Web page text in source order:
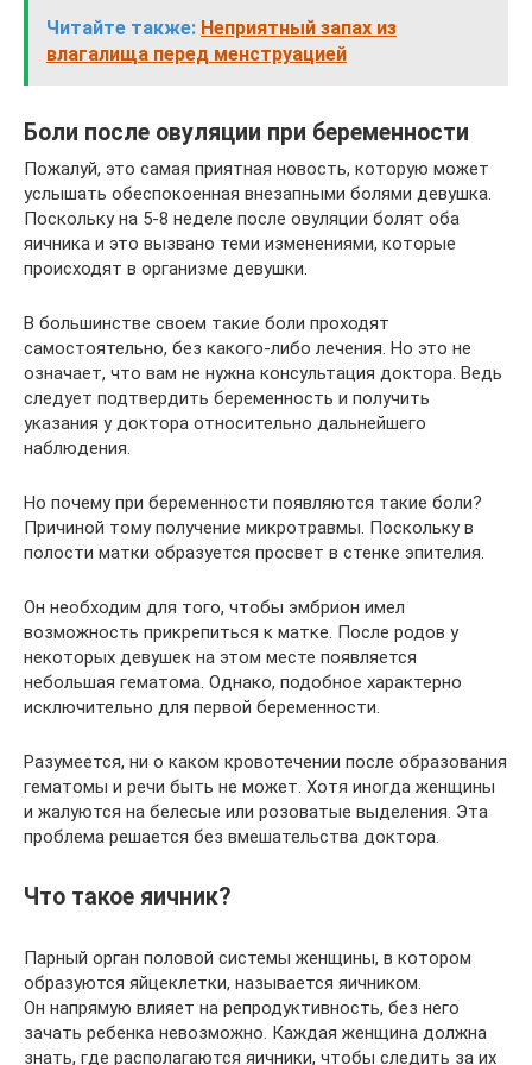
Читайте также: Неприятный запах из
влагалища перед менструацией
Боли после овуляции при беременности
Пожалуй, это самая приятная новость, которую может
услышать обеспокоенная внезапными болями девушка.
Поскольку на 5-8 неделе после овуляции болят оба
яичника и это вызвано теми изменениями, которые
происходят в организме девушки.
В большинстве своем такие боли проходят
самостоятельно, без какого-либо лечения. Но это не
означает, что вам не нужна консультация доктора. Ведь
следует подтвердить беременность и получить
указания у доктора относительно дальнейшего
наблюдения.
Но почему при беременности появляются такие боли?
Причиной тому получение микротравмы. Поскольку в
полости матки образуется просвет в стенке эпителия.
Он необходим для того, чтобы эмбрион имел
возможность прикрепиться к матке. После родов у
некоторых девушек на этом месте появляется
небольшая гематома. Однако, подобное характерно
исключительно для первой беременности.
Разумеется, ни о каком кровотечении после образования
гематомы и речи быть не может. Хотя иногда женщины
и жалуются на белесые или розоватые выделения. Эта
проблема решается без вмешательства доктора.
Что такое яичник?
Парный орган половой системы женщины, в котором
образуются яйцеклетки, называется яичником.
Он напрямую влияет на репродуктивность, без него
зачать ребенка невозможно. Каждая женщина должна
знать, где располагаются яичники, чтобы следить за их